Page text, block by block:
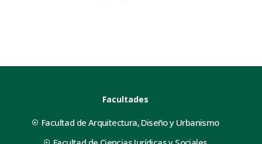
Facultades
Facultad de Arquitectura, Diseño y Urbanismo